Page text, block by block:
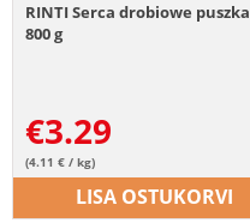
RINTI Serca drobiowe puszka
800 g
€3.29
(4.11 € / kg)
LISA OSTUKORVI